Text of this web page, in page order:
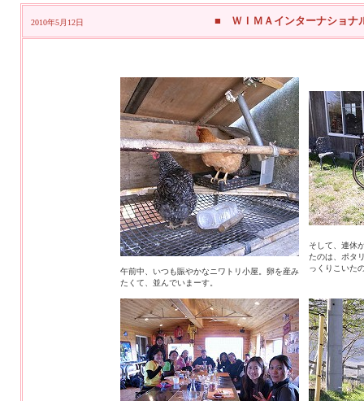
2010年5月12日 ■ ＷＩＭＡインターナショナ
そして、連休
たのは、ポタ
っくりこいた
午前中、いつも賑やかなニワトリ小屋。卵を産み
たくて、並んでいまーす。